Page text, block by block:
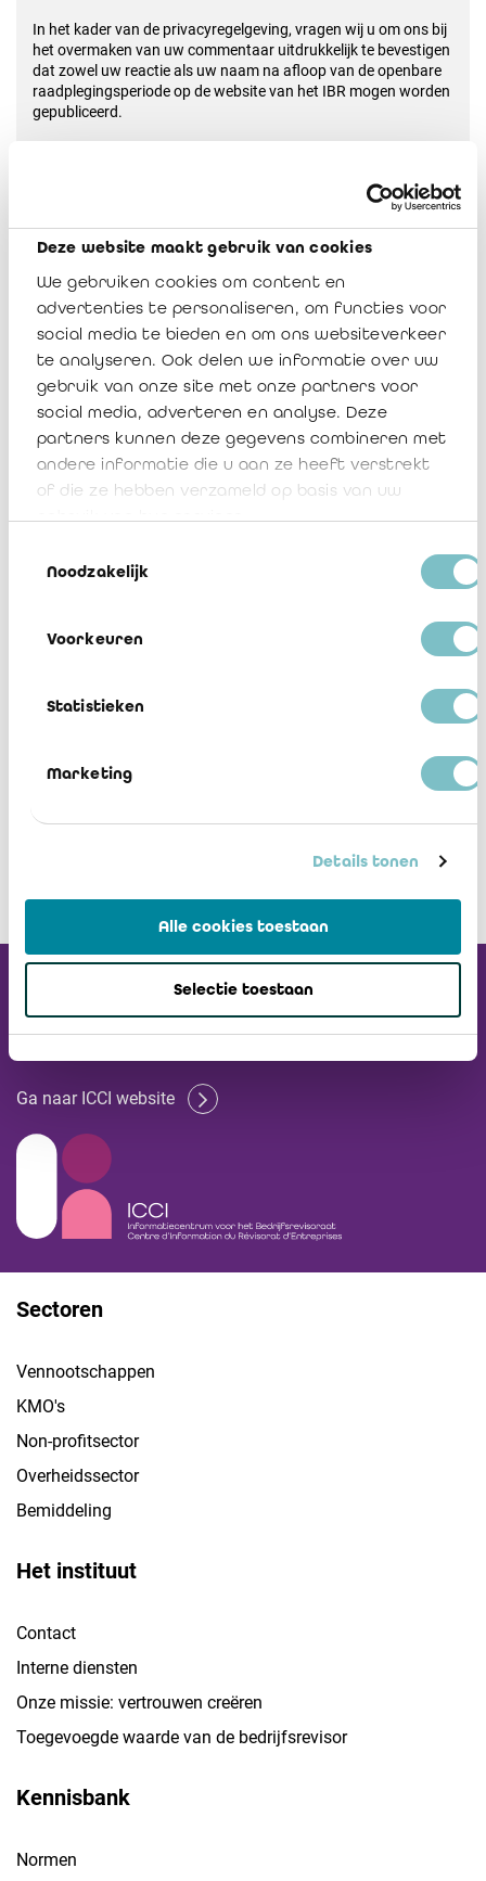
Deze website maakt gebruik van cookies
We gebruiken cookies om content en
advertenties te personaliseren, om functies voor
social media te bieden en om ons websiteverkeer
te analyseren. Ook delen we informatie over uw
gebruik van onze site met onze partners voor
social media, adverteren en analyse. Deze
partners kunnen deze gegevens combineren met
andere informatie die u aan ze heeft verstrekt
of die ze hebben verzameld op basis van uw
Noodzakelijk
Voorkeuren
Statistieken
Marketing
Details tonen
Alle cookies toestaan
Selectie toestaan
In het kader van de privacyregelgeving, vragen wij u om ons bij
het overmaken van uw commentaar uitdrukkelijk te bevestigen
dat zowel uw reactie als uw naam na afloop van de openbare
raadplegingsperiode op de website van het IBR mogen worden
gepubliceerd.
opdracht van algemeen belang in de zin van artikel 6.1. e)
GDPR. Daarom willen wij erop wijzen dat wij, in het kader van
de goedkeuringsprocedure voorzien in artikel 31 van de wet
van 7 december 2016, het volledige dossier dienen over te
de minister van Economie.
U kan zich evenwel steeds verzetten tegen het overmaken van
uw persoonlijke gegevens. Wij nodigen u uit om kennis te
nemen van het
Informatiebeleid van het IBR inzake de
verwerking van persoonsgegevens
of om ons te contacteren
indien u bijkomende informatie wenst te bekomen.
Mededeling 2025/02
Ontwerp Norm inzake de opdracht van
tot de controle van fusie- en
vennootschappen
Ontvang onze
Nieuwsbrief
Ga naar ICCI website
Sectoren
Vennootschappen
KMO's
Non-profitsector
Overheidssector
Bemiddeling
Het instituut
Contact
Interne diensten
Onze missie: vertrouwen creëren
Toegevoegde waarde van de bedrijfsrevisor
Kennisbank
Normen